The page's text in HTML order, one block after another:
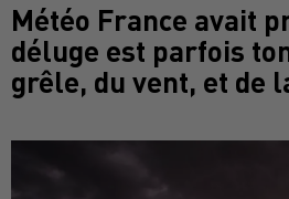
Météo France avait
déluge est parfois
grêle, du vent, et de